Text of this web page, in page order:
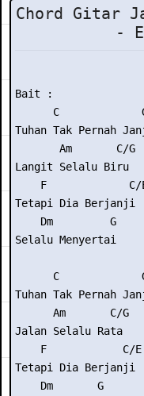
Chord Gitar
-
Bait :
C
Tuhan Tak Pernah
       Am       C/G
Langit Selalu Biru
F             C/
Tetapi Dia Berjanji
    Dm         G
Selalu Menyertai
C
Tuhan Tak Pernah
      Am       C/G
Jalan Selalu Rata
    F            C/E
Tetapi Dia Berjanji
    Dm       G